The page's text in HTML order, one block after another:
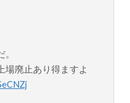
場廃止あり得ますよ